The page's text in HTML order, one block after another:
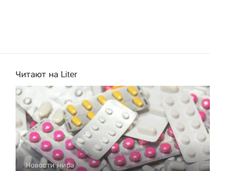
Читают на Liter
Новости мира